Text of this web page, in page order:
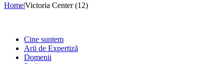
Home|Victoria Center (12)
Cine suntem
Arii de Expertiză
Domenii